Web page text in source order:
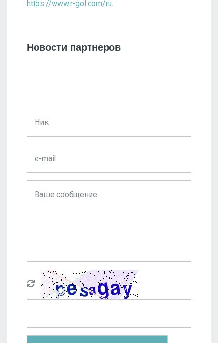
https://www.r-gol.com/ru.
Новости партнеров